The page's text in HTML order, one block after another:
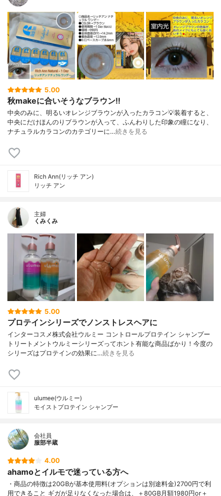
5.00
秋makeに合いそうなブラウン!!
中央のみに、明るいオレンジブラウンが入ったカラコン💡装着すると、
中央にだけほんのりブラウンが入って、ふんわりした印象の瞳になり、
ナチュラルカラコンのカテゴリーに…続きを見る
Rich Ann(リッチ アン)
リッチ アン
主婦
くみくみ
5.00
プロテインシリーズでノンストレスヘアに
インターコスメ株式会社ウルミー コントロールプロテイン シャンプー
トリートメントウルミーシリーズってホント有能な商品ばかり！今度の
シリーズはプロテインの効果に…続きを見る
ulumee(ウルミー)
モイストプロテイン シャンプー
会社員
服部半蔵
4.00
ahamoとイルモで迷っている方へ
・商品の特徴は20GBが基本使用料(オプションは別途料金)2700円で利
用できること ギガが足りなくなった場合は、＋80GB月額1980円or＋